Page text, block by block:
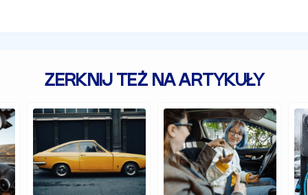
ZERKNIJ TEŻ NA ARTYKUŁY
Zabytkowe
samochody,
czyli
historia
warta
fortunę
Jakie
auto
jest
najlepsze
dla
młodego
kierowcy?
z
to